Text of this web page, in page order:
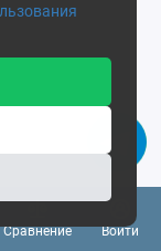
Сравнение
Войти